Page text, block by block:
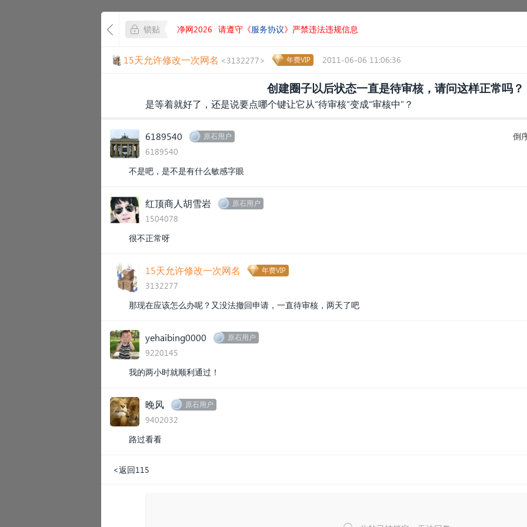
锁贴 净网2026 请遵守《服务协议》严禁违法违规信息
15天允许修改一次网名 <3132277> 年费VIP 2011-06-06 11:06:36
创建圈子以后状态一直是待审核，请问这样正常吗？
是等着就好了，还是说要点哪个键让它从“待审核”变成“审核中”？
6189540 原石用户
6189540
倒
不是吧，是不是有什么敏感字眼
红顶商人胡雪岩 原石用户
1504078
很不正常呀
15天允许修改一次网名 年费VIP
3132277
那现在应该怎么办呢？又没法撤回申请，一直待审核，两天了吧
yehaibing0000 原石用户
9220145
我的两小时就顺利通过！
晚风 原石用户
9402032
路过看看
<返回115